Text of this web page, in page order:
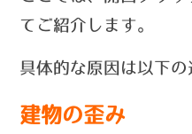
てご紹介します。
具体的な原因は以下の
建物の歪み